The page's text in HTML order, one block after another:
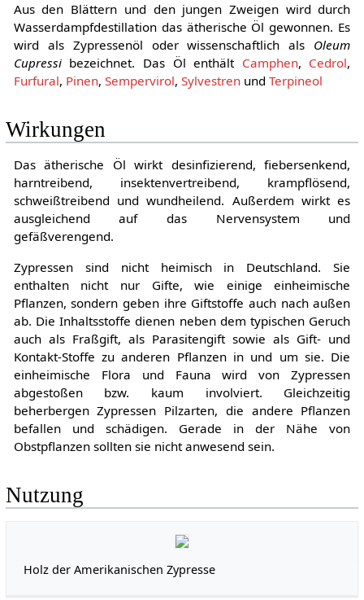
Aus den Blättern und den jungen Zweigen wird durch
Wasserdampfdestillation das ätherische Öl gewonnen. Es
wird als Zypressenöl oder wissenschaftlich als Oleum
Cupressibezeichnet. Das Öl enthält Camphen, Cedrol,
Furfural, Pinen, Sempervirol, Sylvestrenund Terpineol
Wirkungen
Das ätherische Öl wirkt desinfizierend, fiebersenkend,
harntreibend, insektenvertreibend, krampflösend,
schweißtreibend und wundheilend. Außerdem wirkt es
ausgleichend auf das Nervensystem und
gefäßverengend.
Zypressen sind nicht heimisch in Deutschland. Sie
enthalten nicht nur Gifte, wie einige einheimische
Pflanzen, sondern geben ihre Giftstoffe auch nach außen
ab. Die Inhaltsstoffe dienen neben dem typischen Geruch
auch als Fraßgift, als Parasitengift sowie als Gift- und
Kontakt-Stoffe zu anderen Pflanzen in und um sie. Die
einheimische Flora und Fauna wird von Zypressen
abgestoßen bzw. kaum involviert. Gleichzeitig
beherbergen Zypressen Pilzarten, die andere Pflanzen
befallen und schädigen. Gerade in der Nähe von
Obstpflanzen sollten sie nicht anwesend sein.
Nutzung
Holz der Amerikanischen Zypresse